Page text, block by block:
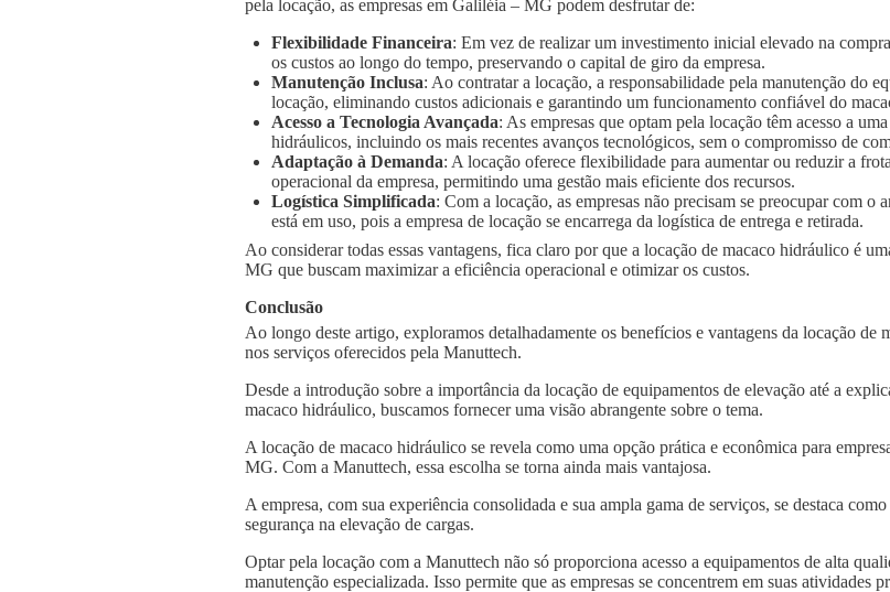
pela locação, as empresas em Galiléia – MG podem desfrutar de:
Flexibilidade Financeira: Em vez de realizar um investimento inicial elevado na
os custos ao longo do tempo, preservando o capital de giro da empresa.
Manutenção Inclusa: Ao contratar a locação, a responsabilidade pela manutenção do
locação, eliminando custos adicionais e garantindo um funcionamento confiável do
Acesso a Tecnologia Avançada: As empresas que optam pela locação têm acesso a
hidráulicos, incluindo os mais recentes avanços tecnológicos, sem o compromisso de
Adaptação à Demanda: A locação oferece flexibilidade para aumentar ou reduzir a
operacional da empresa, permitindo uma gestão mais eficiente dos recursos.
Logística Simplificada: Com a locação, as empresas não precisam se preocupar com o
está em uso, pois a empresa de locação se encarrega da logística de entrega e retirada.
Ao considerar todas essas vantagens, fica claro por que a locação de macaco hidráulico é
MG que buscam maximizar a eficiência operacional e otimizar os custos.
Conclusão
Ao longo deste artigo, exploramos detalhadamente os benefícios e vantagens da locação
nos serviços oferecidos pela Manuttech.
Desde a introdução sobre a importância da locação de equipamentos de elevação até a
macaco hidráulico, buscamos fornecer uma visão abrangente sobre o tema.
A locação de macaco hidráulico se revela como uma opção prática e econômica para
MG. Com a Manuttech, essa escolha se torna ainda mais vantajosa.
A empresa, com sua experiência consolidada e sua ampla gama de serviços, se destaca
segurança na elevação de cargas.
Optar pela locação com a Manuttech não só proporciona acesso a equipamentos de alta
manutenção especializada. Isso permite que as empresas se concentrem em suas atividades